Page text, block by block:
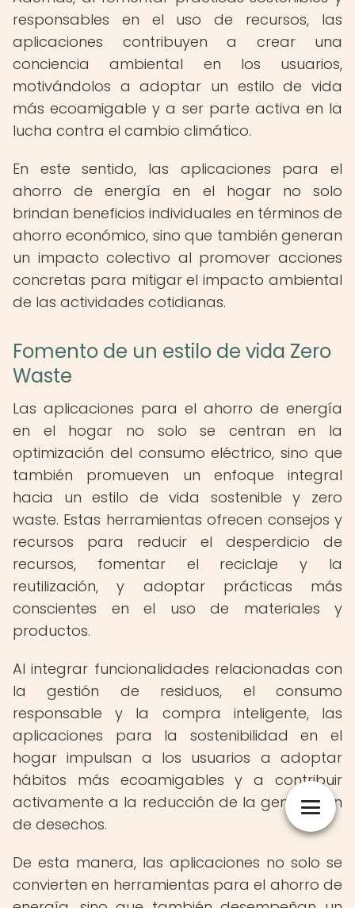
responsables en el uso de recursos, las
aplicaciones contribuyen a crear una
conciencia ambiental en los usuarios,
motivándolos a adoptar un estilo de vida
más ecoamigable y a ser parte activa en la
lucha contra el cambio climático.
En este sentido, las aplicaciones para el
ahorro de energía en el hogar no solo
brindan beneficios individuales en términos de
ahorro económico, sino que también generan
un impacto colectivo al promover acciones
concretas para mitigar el impacto ambiental
de las actividades cotidianas.
Fomento de un estilo de vida Zero
Waste
Las aplicaciones para el ahorro de energía
en el hogar no solo se centran en la
optimización del consumo eléctrico, sino que
también promueven un enfoque integral
hacia un estilo de vida sostenible y zero
waste. Estas herramientas ofrecen consejos y
recursos para reducir el desperdicio de
recursos, fomentar el reciclaje y la
reutilización, y adoptar prácticas más
conscientes en el uso de materiales y
productos.
Al integrar funcionalidades relacionadas con
la gestión de residuos, el consumo
responsable y la compra inteligente, las
aplicaciones para la sostenibilidad en el
hogar impulsan a los usuarios a adoptar
hábitos más ecoamigables y a contribuir
activamente a la reducción de la generación
de desechos.
De esta manera, las aplicaciones no solo se
convierten en herramientas para el ahorro de